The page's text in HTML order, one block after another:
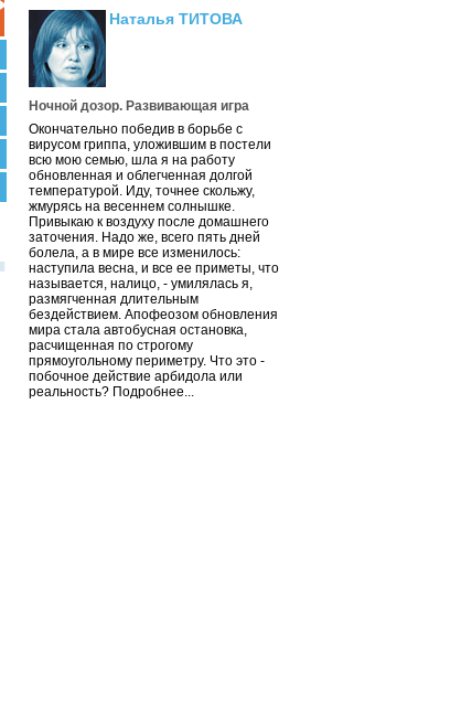
Наталья ТИТОВА
Ночной дозор. Развивающая игра
Окончательно победив в борьбе с
вирусом гриппа, уложившим в постели
всю мою семью, шла я на работу
обновленная и облегченная долгой
температурой. Иду, точнее скольжу,
жмурясь на весеннем солнышке.
Привыкаю к воздуху после домашнего
заточения. Надо же, всего пять дней
болела, а в мире все изменилось:
наступила весна, и все ее приметы, что
называется, налицо, - умилялась я,
размягченная длительным
бездействием. Апофеозом обновления
мира стала автобусная остановка,
расчищенная по строгому
прямоугольному периметру. Что это -
побочное действие арбидола или
реальность? Подробнее...